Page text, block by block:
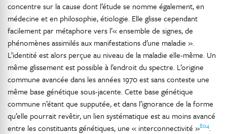
concentre sur la cause dont l’étude se nomme également, en
médecine et en philosophie, étiologie. Elle glisse cependant
facilement par métaphore vers l’« ensemble de signes, de
phénomènes assimilés aux manifestations d’une maladie ».
L’identité est alors perçue au niveau de la maladie elle-même. Un
même glissement est possible à l’endroit du spectre. L’origine
commune avancée dans les années 1970 est sans conteste une
même base génétique sous-jacente. Cette base génétique
commune n’étant que supputée, et dans l’ignorance de la forme
qu’elle pourrait revêtir, un lien systématique est au moins avancé
entre les constituants génétiques, une « interconnectivité »804.